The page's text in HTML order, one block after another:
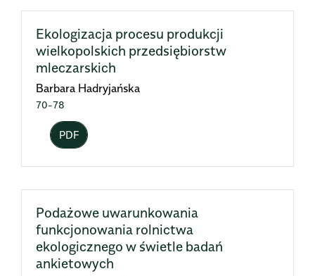
Ekologizacja procesu produkcji
wielkopolskich przedsiębiorstw
mleczarskich
Barbara Hadryjańska
70-78
PDF
Podażowe uwarunkowania
funkcjonowania rolnictwa
ekologicznego w świetle badań
ankietowych